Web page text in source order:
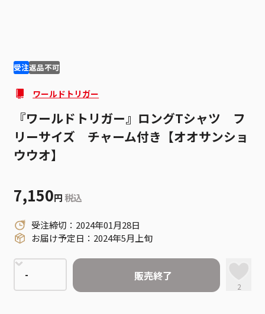
受注返品不可
ワールドトリガー
『ワールドトリガー』ロングTシャツ フ
リーサイズ チャーム付き【オオサンショ
ウウオ】
7,150円 税込
受注締切：2024年01月28日
お届け予定日：2024年5月上旬
販売終了
2